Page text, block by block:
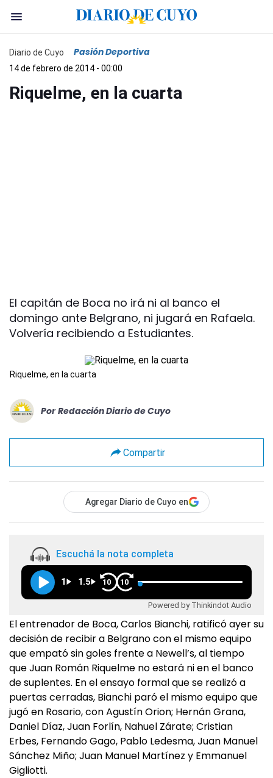
Diario de Cuyo Pasión Deportiva
14 de febrero de 2014 - 00:00
Riquelme, en la cuarta
El capitán de Boca no irá ni al banco el
domingo ante Belgrano, ni jugará en Rafaela.
Volvería recibiendo a Estudiantes.
Riquelme, en la cuarta
Por Redacción Diario de Cuyo
Compartir
Agregar Diario de Cuyo en
Escuchá la nota completa
1 1.5 10 10
Powered by Thinkindot Audio
El entrenador de Boca, Carlos Bianchi, ratificó ayer su
decisión de recibir a Belgrano con el mismo equipo
que empató sin goles frente a Newell’s, al tiempo
que Juan Román Riquelme no estará ni en el banco
de suplentes. En el ensayo formal que se realizó a
puertas cerradas, Bianchi paró el mismo equipo que
jugó en Rosario, con Agustín Orion; Hernán Grana,
Daniel Díaz, Juan Forlín, Nahuel Zárate; Cristian
Erbes, Fernando Gago, Pablo Ledesma, Juan Manuel
Sánchez Miño; Juan Manuel Martínez y Emmanuel
Gigliotti.